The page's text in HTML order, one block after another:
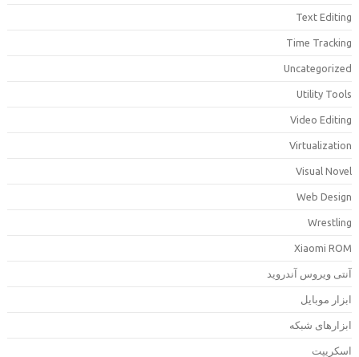
Text
Time
Utility
Video
Visual
Web
Xiaomi
ویروس آندروید
موبایل
شبکه